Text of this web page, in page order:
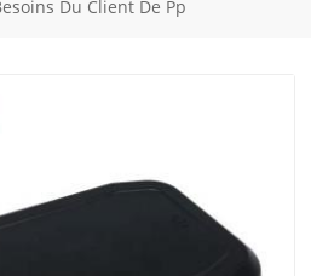
Du Client De Pp